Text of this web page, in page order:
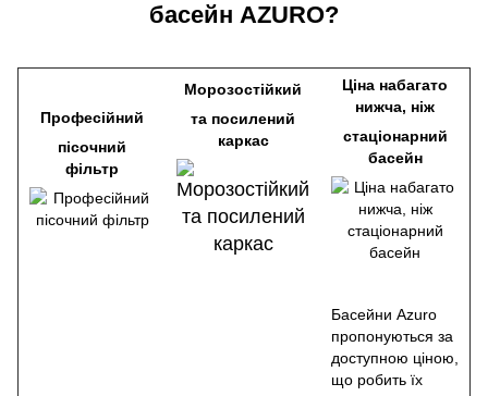
басейн AZURO?
Професійний
пісочний
фільтр
Морозостійкий
та посилений
каркас
Ціна набагато
нижча, ніж
стаціонарний
басейн
Басейни Azuro
пропонуються за
доступною ціною,
що робить їх